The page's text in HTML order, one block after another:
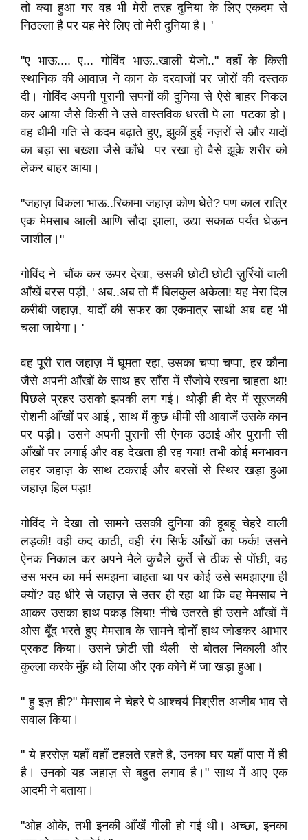
तो क्या हुआ गर वह भी मेरी तरह दुनिया के लिए एकदम से
निठल्ला है पर यह मेरे लिए तो मेरी दुनिया है। '
"ए भाऊ.... ए... गोविंद भाऊ..खाली येजो.." वहाँ के किसी
स्थानिक की आवाज़ ने कान के दरवाजों पर ज़ोरों की दस्तक
दी। गोविंद अपनी पुरानी सपनों की दुनिया से ऐसे बाहर निकल
कर आया जैसे किसी ने उसे वास्तविक धरती पे ला पटका हो।
वह धीमी गति से कदम बढ़ाते हुए, झुकीं हुई नज़रों से और यादों
का बड़ा सा बख़्शा जैसे काँधे पर रखा हो वैसे झूके शरीर को
लेकर बाहर आया।
"जहाज़ विकला भाऊ..रिकामा जहाज़ कोण घेते? पण काल रात्रि
एक मेमसाब आली आणि सौदा झाला, उद्या सकाळ पर्यंत घेऊन
जाशील।"
गोविंद ने चौंक कर ऊपर देखा, उसकी छोटी छोटी ज़ुर्रियों वाली
आँखें बरस पड़ी, ' अब..अब तो मैं बिलकुल अकेला! यह मेरा दिल
करीबी जहाज़, यादोँ की सफर का एकमात्र साथी अब वह भी
चला जायेगा। '
वह पूरी रात जहाज़ में घूमता रहा, उसका चप्पा चप्पा, हर कौना
जैसे अपनी आँखों के साथ हर साँस में सँजोये रखना चाहता था!
पिछले प्रहर उसको झपकी लग गई। थोड़ी ही देर में सूरजकी
रोशनी आँखों पर आई , साथ में कुछ धीमी सी आवाजें उसके कान
पर पड़ी। उसने अपनी पुरानी सी ऐनक उठाई और पुरानी सी
आँखों पर लगाई और वह देखता ही रह गया! तभी कोई मनभावन
लहर जहाज़ के साथ टकराई और बरसों से स्थिर खड़ा हुआ
जहाज़ हिल पड़ा!
गोविंद ने देखा तो सामने उसकी दुनिया की हूबहू चेहरे वाली
लड़की! वही कद काठी, वही रंग सिर्फ आँखों का फर्क! उसने
ऐनक निकाल कर अपने मैले कुचैले कुर्ते से ठीक से पोंछी, वह
उस भरम का मर्म समझना चाहता था पर कोई उसे समझाएगा ही
क्यों? वह धीरे से जहाज़ से उतर ही रहा था कि वह मेमसाब ने
आकर उसका हाथ पकड़ लिया! नीचे उतरते ही उसने आँखों में
ओस बूँद भरते हुए मेमसाब के सामने दोनोँ हाथ जोडकर आभार
प्रकट किया। उसने छोटी सी थैली से बोतल निकाली और
कुल्ला करके मुँह धो लिया और एक कोने में जा खड़ा हुआ।
" हु इज़ ही?" मेमसाब ने चेहरे पे आश्चर्य मिश्रीत अजीब भाव से
सवाल किया।
" ये हररोज़ यहाँ वहाँ टहलते रहते है, उनका घर यहाँ पास में ही
है। उनको यह जहाज़ से बहुत लगाव है।" साथ में आए एक
आदमी ने बताया।
"ओह ओके, तभी इनकी आँखें गीली हो गई थी। अच्छा, इनका